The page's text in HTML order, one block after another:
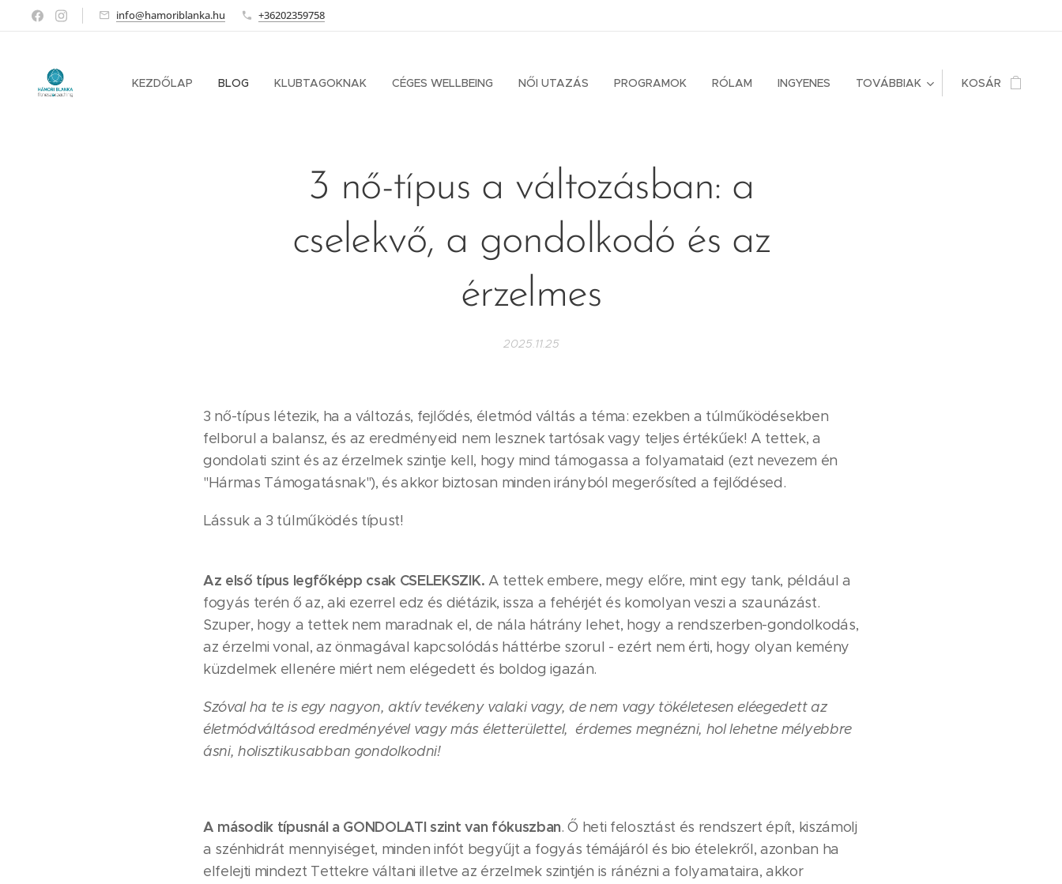
info@hamoriblanka.hu +36202359758
KEZDŐLAP BLOG KLUBTAGOKNAK CÉGES WELLBEING NŐI UTAZÁS PROGRAMOK RÓLAM INGYENES TOVÁBBIAK KOSÁR
3 nő-típus a változásban: a
cselekvő, a gondolkodó és az
érzelmes
2025.11.25
3 nő-típus létezik, ha a változás, fejlődés, életmód váltás a téma: ezekben a túlműködésekben
felborul a balansz, és az eredményeid nem lesznek tartósak vagy teljes értékűek! A tettek, a
gondolati szint és az érzelmek szintje kell, hogy mind támogassa a folyamataid (ezt nevezem én
"Hármas Támogatásnak"), és akkor biztosan minden irányból megerősíted a fejlődésed.
Lássuk a 3 túlműködés típust!
Az első típus legfőképp csak CSELEKSZIK. A tettek embere, megy előre, mint egy tank, például a
fogyás terén ő az, aki ezerrel edz és diétázik, issza a fehérjét és komolyan veszi a szaunázást.
Szuper, hogy a tettek nem maradnak el, de nála hátrány lehet, hogy a rendszerben-gondolkodás,
az érzelmi vonal, az önmagával kapcsolódás háttérbe szorul - ezért nem érti, hogy olyan kemény
küzdelmek ellenére miért nem elégedett és boldog igazán.
Szóval ha te is egy nagyon, aktív tevékeny valaki vagy, de nem vagy tökéletesen eléegedett az
életmódváltásod eredményével vagy más életterülettel, érdemes megnézni, hol lehetne mélyebbre
ásni, holisztikusabban gondolkodni!
A második típusnál a GONDOLATIszint van fókuszban. Ő heti felosztást és rendszert épít, kiszámolj
a szénhidrát mennyiséget, minden infót begyűjt a fogyás témájáról és bio ételekről, azonban ha
elfelejti mindezt Tettekre váltani illetve az érzelmek szintjén is ránézni a folyamataira, akkor